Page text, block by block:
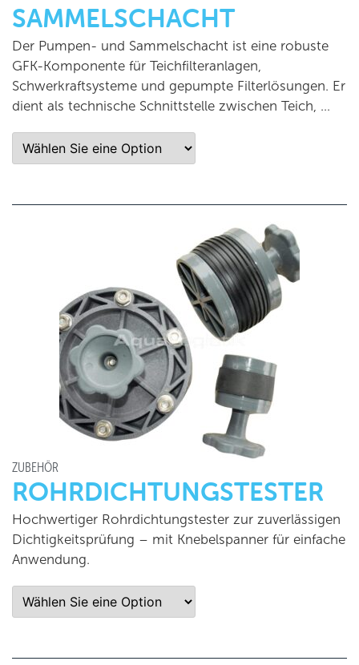
SAMMELSCHACHT
Der Pumpen- und Sammelschacht ist eine robuste
GFK-Komponente für Teichfilteranlagen,
Schwerkraftsysteme und gepumpte Filterlösungen. Er
dient als technische Schnittstelle zwischen Teich, …
ZUBEHÖR
ROHRDICHTUNGSTESTER
Hochwertiger Rohrdichtungstester zur zuverlässigen
Dichtigkeitsprüfung – mit Knebelspanner für einfache
Anwendung.